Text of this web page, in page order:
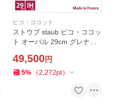
ピコ・ココット
ストウブ staub ピコ・ココッ
ト オーバル 29cm グレナデ
品】
49,500円
5% （2,272pt）